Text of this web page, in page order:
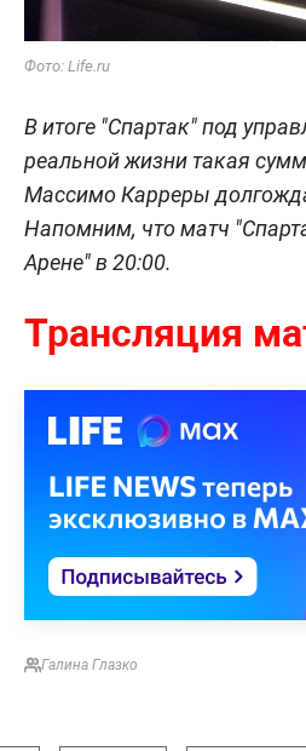
Фото: Life.ru
В итоге "Спартак" под
реальной жизни такая
Массимо Карреры
Напомним, что матч
Арене" в 20:00.
Трансляция
Галина Глазко